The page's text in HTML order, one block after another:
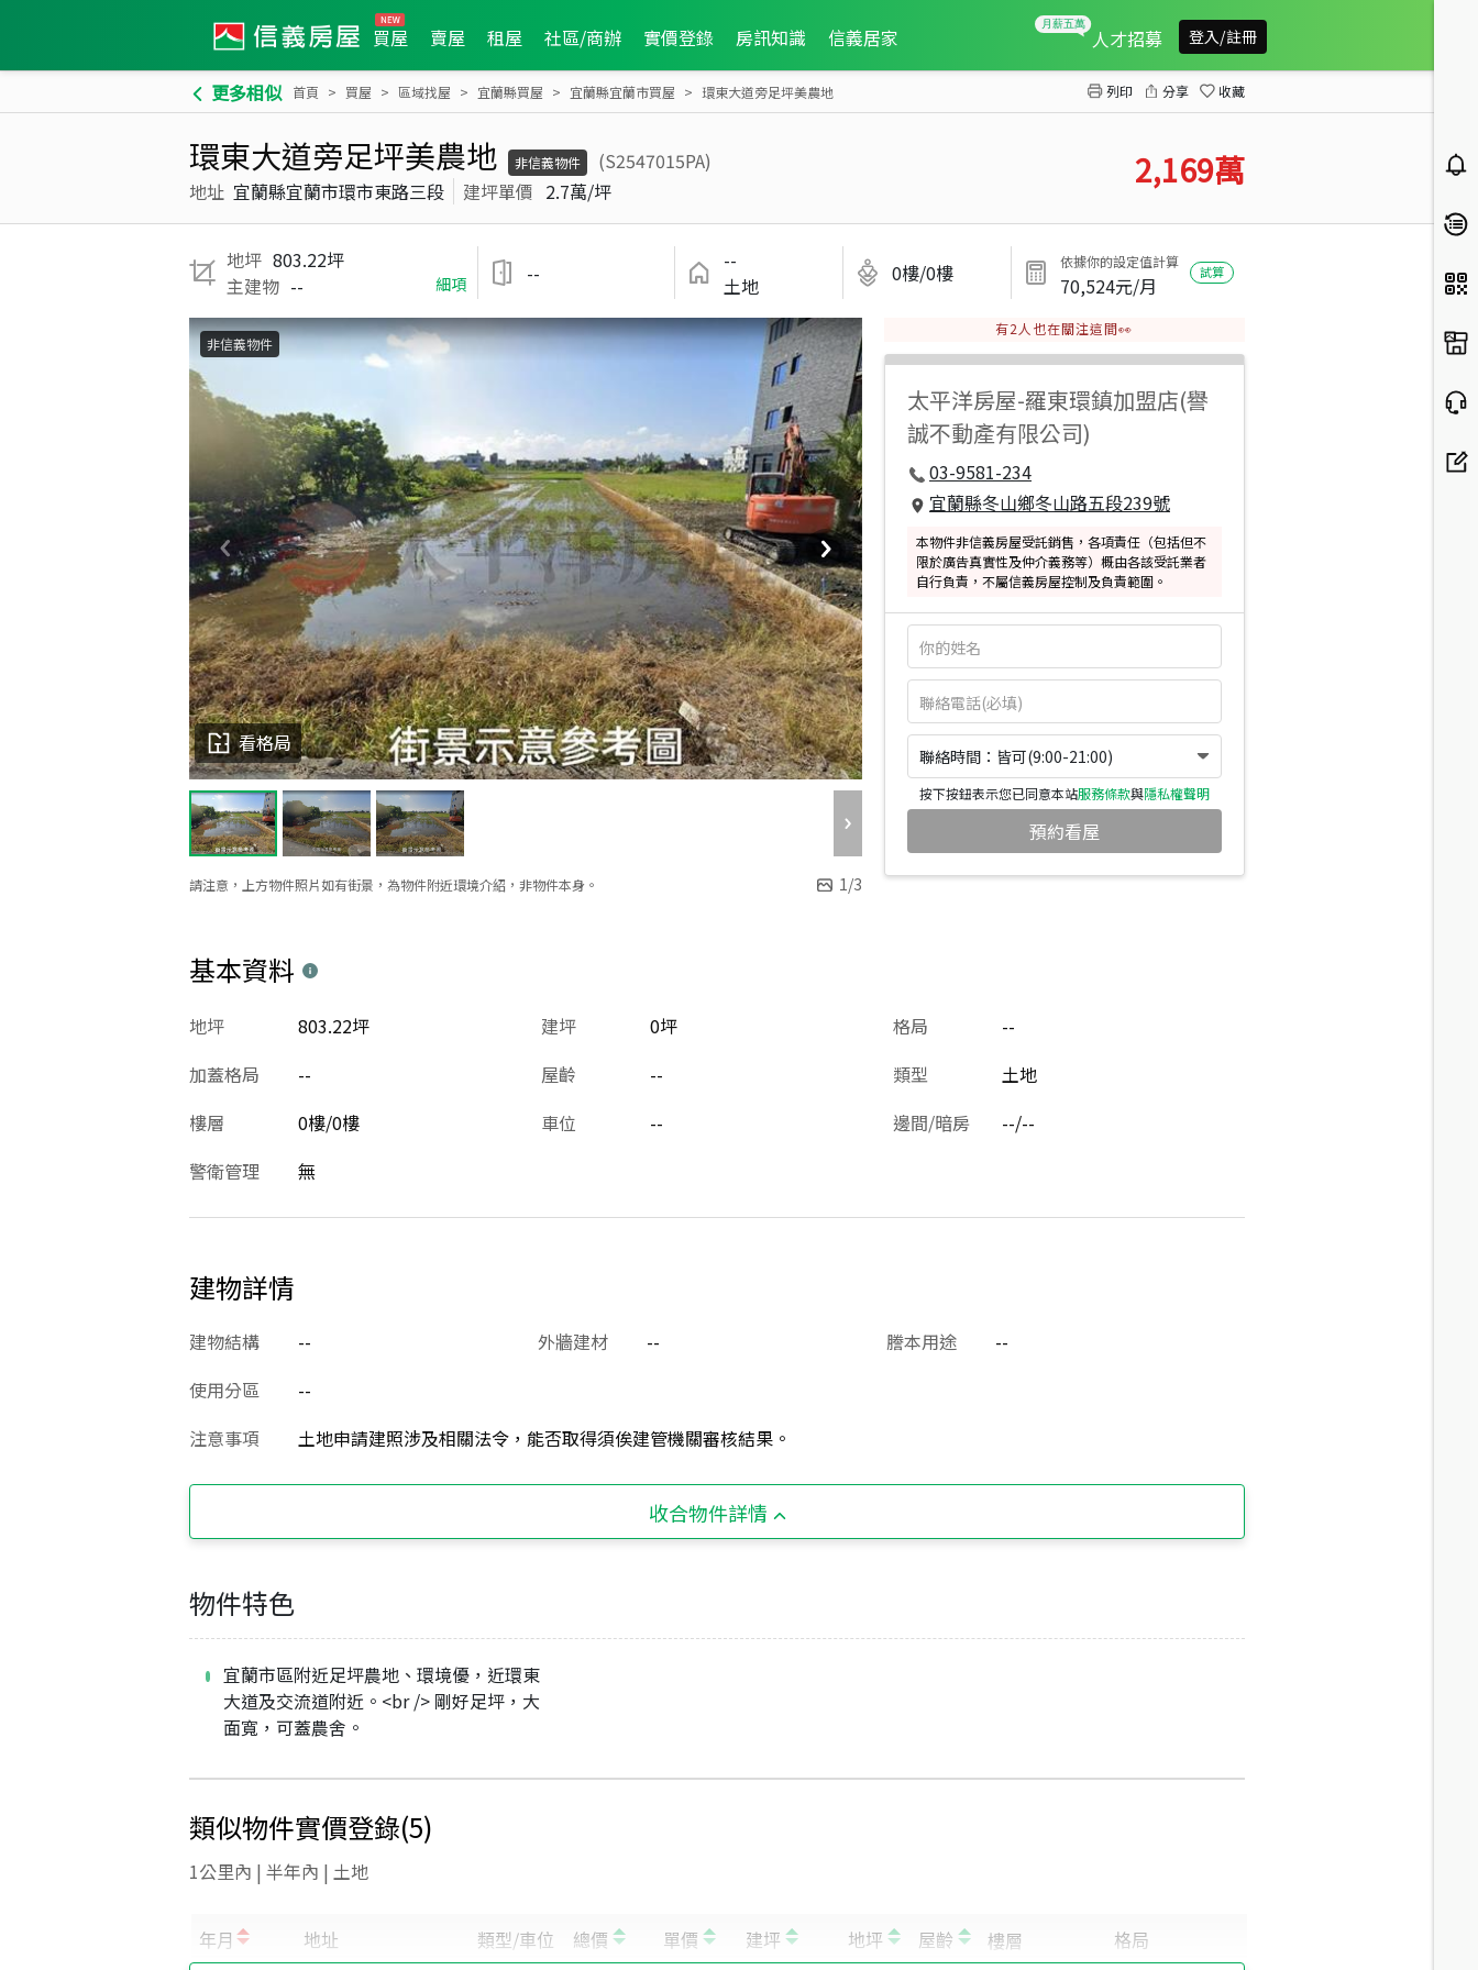
買屋 賣屋 租屋 社區/商辦 實價登錄 房訊知識 信義居家 人才招募 登入/註冊
更多相似 首頁 買屋 區域找屋 宜蘭縣買屋 宜蘭縣宜蘭市買屋 環東大道旁足坪美農地 列印 分享 收藏
環東大道旁足坪美農地 非信義物件
(S2547015PA)
地址 宜蘭縣宜蘭市環市東路三段 建坪單價 2.7萬/坪 2,169萬
地坪 803.22坪
主建物 -- 細項 --
--
土地
0樓/0樓 依據你的設定值計算
70,524元/月
試算
請注意，上方物件照片如有街景，為物件附近環境介紹，非物件本身。 1/3
看格局
非信義物件
有2 人也在關注這間👀
太平洋房屋-羅東環鎮加盟店(譽
誠不動產有限公司)
03-9581-234
宜蘭縣冬山鄉冬山路五段239號
本物件非信義房屋受託銷售，各項責任（包括但不
限於廣告真實性及仲介義務等）概由各該受託業者
自行負責，不屬信義房屋控制及負責範圍。
聯絡時間：皆可(9:00-21:00)
按下按鈕表示您已同意本站服務條款與隱私權聲明
預約看屋
基本資料
建坪 0坪
地坪 803.22坪 格局
--
加蓋格局
-- 屋齡 -- 類型
土地
樓層
0樓/0樓 車位 -- 邊間/暗房
--/--
警衛管理
無
建物詳情
建物結構 -- 外牆建材 -- 謄本用途
--
使用分區
--
注意事項
土地申請建照涉及相關法令，能否取得須俟建管機關審核結果。
收合物件詳情
物件特色
宜蘭市區附近足坪農地、環境優，近環東
大道及交流道附近。<br /> 剛好足坪，大
面寬，可蓋農舍。
類似物件實價登錄(5)
1公里內 | 半年內 | 土地